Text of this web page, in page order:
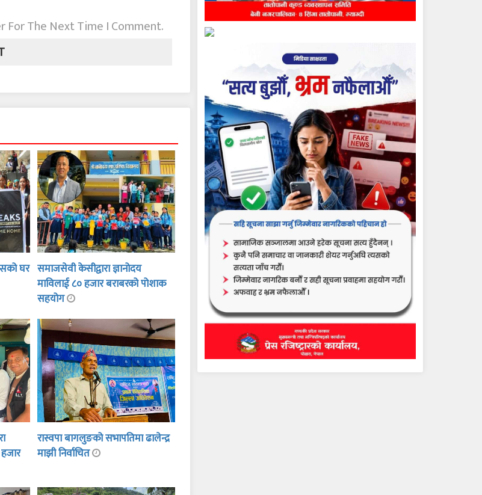
For The Next Time I Comment.
घर समाजसेवी केसीद्वारा ज्ञानोदय
माविलाई ८० हजार बराबरको पोशाक
सहयोग
रास्वपा बागलुङको सभापतिमा ढालेन्द्र
माझी निर्वाचित